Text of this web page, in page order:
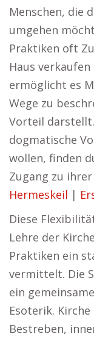
Menschen, die
umgehen
Praktiken oft
Haus
ermöglicht es
Wege zu
Vorteil
dogmatische
wollen, finden
Zugang zu
Hermeskeil |
Diese
Lehre der
Praktiken ein
vermittelt. Die
ein
Esoterik.
Bestreben,